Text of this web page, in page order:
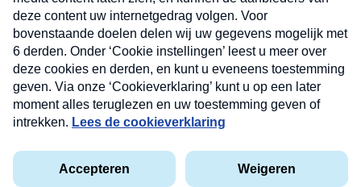
Privacyverklaring
Cookieverklaring
Kwetsbaarheid melden
Nieuwsbrief
Neem hier een gratis abonnement op onze
nieuwsbrief. Elke vrijdag- en dinsdagochtend in uw